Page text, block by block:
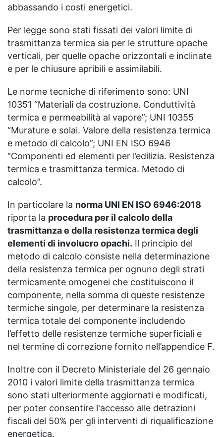
abbassando i costi energetici.
Per legge sono stati fissati dei valori limite di
trasmittanza termica sia per le strutture opache
verticali, per quelle opache orizzontali e inclinate
e per le chiusure apribili e assimilabili.
Le norme tecniche di riferimento sono: UNI
10351 “Materiali da costruzione. Conduttività
termica e permeabilità al vapore”; UNI 10355
“Murature e solai. Valore della resistenza termica
e metodo di calcolo”; UNI EN ISO 6946
“Componenti ed elementi per l’edilizia. Resistenza
termica e trasmittanza termica. Metodo di
calcolo”.
In particolare la norma UNI EN ISO 6946:2018
riporta la procedura per il calcolo della
trasmittanza e della resistenza termica degli
elementi di involucro opachi. Il principio del
metodo di calcolo consiste nella determinazione
della resistenza termica per ognuno degli strati
termicamente omogenei che costituiscono il
componente, nella somma di queste resistenze
termiche singole, per determinare la resistenza
termica totale del componente includendo
l’effetto delle resistenze termiche superficiali e
nel termine di correzione fornito nell’appendice F.
Inoltre con il Decreto Ministeriale del 26 gennaio
2010 i valori limite della trasmittanza termica
sono stati ulteriormente aggiornati e modificati,
per poter consentire l'accesso alle detrazioni
fiscali del 50% per gli interventi di riqualificazione
energetica.